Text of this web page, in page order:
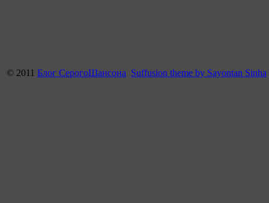
© 2011 Блог СерогоШансона Suffusion theme by Sayontan Sinha